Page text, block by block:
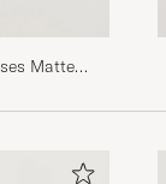
Matte